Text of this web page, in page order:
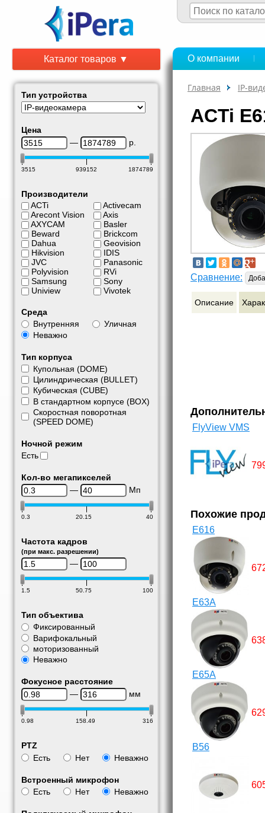
Каталог товаров ▼
Тип устройства
Цена
—
р.
3515 939152 1874789
Производители
ACTi
Arecont Vision
AXYCAM
Beward
Dahua
Hikvision
JVC
Polyvision
Samsung
Uniview
Activecam
Axis
Basler
Brickcom
Geovision
IDIS
Panasonic
RVi
Sony
Vivotek
Среда
Внутренняя
Уличная
Неважно
Тип корпуса
Купольная (DOME)
Цилиндрическая (BULLET)
Кубическая (CUBE)
В стандартном корпусе (BOX)
Скоростная поворотная
(SPEED DOME)
Ночной режим
Есть
Кол-во мегапикселей
—
Мп
0.3 20.15 40
Частота кадров
(при макс. разрешении)
—
1.5 50.75 100
Тип объектива
Фиксированный
Варифокальный
моторизованный
Неважно
Фокусное расстояние
—
мм
0.98 158.49 316
PTZ
Есть
Нет Неважно
Встроенный микрофон
Есть
Нет Неважно
О компании
Главная IP-
ACTi
Сравнение:
Описание
FlyView VMS
Похожие
E616
E63A
E65A
B56